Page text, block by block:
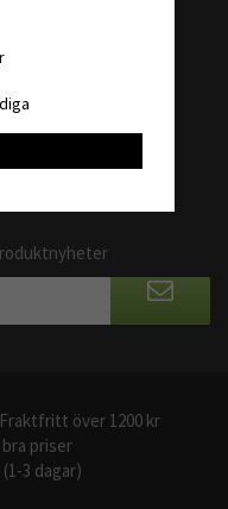
Fraktfritt över 1200 kr
priser
3 dagar)